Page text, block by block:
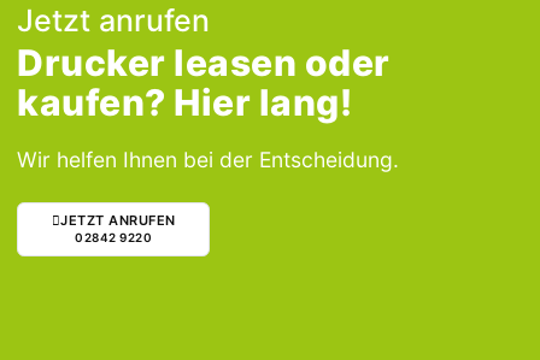
Jetzt anrufen
Drucker leasen oder
kaufen? Hier lang!
Wir helfen Ihnen bei der Entscheidung.
JETZT ANRUFEN
02842 9220